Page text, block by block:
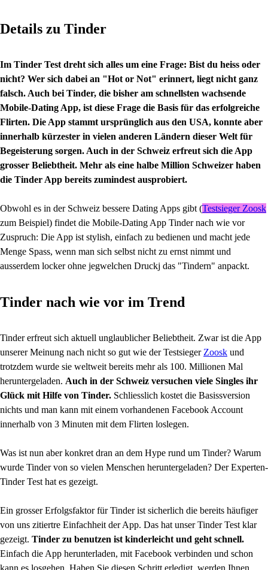
Details zu Tinder
Im Tinder Test dreht sich alles um eine Frage: Bist du heiss oder
nicht? Wer sich dabei an "Hot or Not" erinnert, liegt nicht ganz
falsch. Auch bei Tinder, die bisher am schnellsten wachsende
Mobile-Dating App, ist diese Frage die Basis für das erfolgreiche
Flirten. Die App stammt ursprünglich aus den USA, konnte aber
innerhalb kürzester in vielen anderen Ländern dieser Welt für
Begeisterung sorgen. Auch in der Schweiz erfreut sich die App
grosser Beliebtheit. Mehr als eine halbe Million Schweizer haben
die Tinder App bereits zumindest ausprobiert.
Obwohl es in der Schweiz bessere Dating Apps gibt (Testsieger Zoosk
zum Beispiel) findet die Mobile-Dating App Tinder nach wie vor
Zuspruch: Die App ist stylish, einfach zu bedienen und macht jede
Menge Spass, wenn man sich selbst nicht zu ernst nimmt und
ausserdem locker ohne jegwelchen Druckj das "Tindern" anpackt.
Tinder nach wie vor im Trend
Tinder erfreut sich aktuell unglaublicher Beliebtheit. Zwar ist die App
unserer Meinung nach nicht so gut wie der Testsieger Zoosk und
trotzdem wurde sie weltweit bereits mehr als 100. Millionen Mal
heruntergeladen. Auch in der Schweiz versuchen viele Singles ihr
Glück mit Hilfe von Tinder. Schliesslich kostet die Basissversion
nichts und man kann mit einem vorhandenen Facebook Account
innerhalb von 3 Minuten mit dem Flirten loslegen.
Was ist nun aber konkret dran an dem Hype rund um Tinder? Warum
wurde Tinder von so vielen Menschen heruntergeladen? Der Experten-
Tinder Test hat es gezeigt.
Ein grosser Erfolgsfaktor für Tinder ist sicherlich die bereits häufiger
von uns zitiertre Einfachheit der App. Das hat unser Tinder Test klar
gezeigt. Tinder zu benutzen ist kinderleicht und geht schnell.
Einfach die App herunterladen, mit Facebook verbinden und schon
kann es losgehen. Haben Sie diesen Schritt erledigt, werden Ihnen